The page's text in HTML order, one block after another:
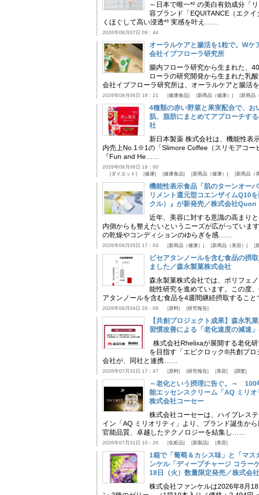
～日本で唯一*² の美白有効成分「
容ブランド「EQUITANCE（エク
くほぐして高い浸透*³ 実感を叶え……
2026年08月07日 09：44
オーラルケアと腸活を1粒で。W
会社イブフローラ研究所
腸内フローラ研究から生まれた、
ローラの研究開発から生まれた乳
会社イブフローラ研究所は、オーラルケアと腸活
2026年08月06日 18：21 健康食品 新商品（健康） 新商品
4種類の赤い野菜と果実配合で、お
肌、脂肪にまとめてアプローチす
社
新日本製薬 株式会社は、機能性表
内売上No.1※1の「Slimore Coffee（スリモアコー
『Fun and He……
2026年08月06日 18：00
ダイエット
健康 健康食品 新商品（健康） 新商品（
機能性表示食品「肌のターンオー
リメント還元型コエンザイムQ10
クル）』が新発売／株式会社Quon
近年、美容に対する意識の高まり
内側からも整えたいというニーズが広がっていま
の乾燥やコンディションのゆらぎを感……
2026年08月05日 17：03 新商品（健康） 新商品（美容）
ピセアタンノールを含む食品の摂
ました／森永製菓株式会社
森永製菓株式会社では、ポリフェ
能性研究を進めています。この度
アタンノールを含む食品を4週間継続摂取するこ
2026年08月04日 20：09 原料 研究報告
【共創プロジェクト成果】森永乳
習慣改善による「老化速度の減速
株式会社Rhelixaが展開する老化
を目指す「エピクロック®共創プ
会社が、同社と連携……
2026年07月31日 17：47 原料 研究報告 美容 調査
～老化という摂理に告ぐ。～
能エッセンスクリーム「AQ ミリ
株式会社コーセー
株式会社コーセーは、ハイプレス
イン「AQ ミリオリティ」より、ブランド誕生か
官能品質、卓越したテクノロジーを結集し……
2026年07月31日 10：26 化粧品 新製品 美容
1箱で「葡萄＆カシス味」と「マ
ンケル「ディープチャージ コラー
18日（火）数量限定発売／株式会
株式会社ファンケルは2026年8月